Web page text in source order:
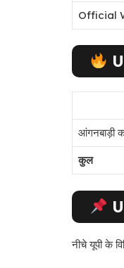
Official
आंगनबाड़ी
कुल
नीचे यूपी के